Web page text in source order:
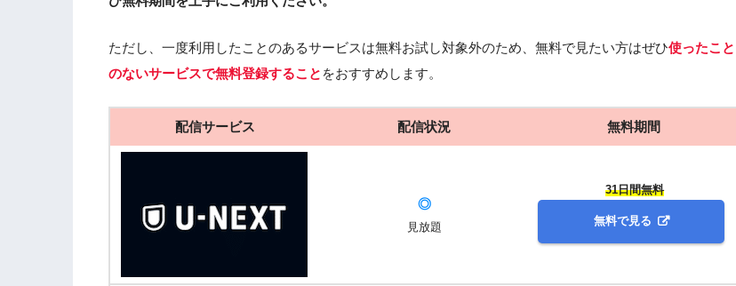
ただし、一度利用したことのあるサービスは無料お試し対象外のため、無料で見たい方はぜひ使ったこと
のないサービスで無料登録すること をおすすめします。
配信サービス 配信状況 無料期間
◎
見放題
31日間無料
無料で見る